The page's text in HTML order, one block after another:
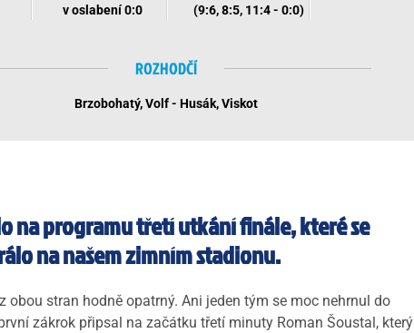
v oslabení 0:0 (9:6, 8:5, 11:4 - 0:0)
ROZHODČÍ
Brzobohatý, Volf - Husák, Viskot
na programu třetí utkání finále, které se
na našem zimním stadionu.
obou stran hodně opatrný. Ani jeden tým se moc nehrnul do
zákrok připsal na začátku třetí minuty Roman Šoustal, který